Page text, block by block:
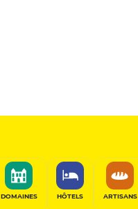
DOMAINES HÔTELS ARTISANS